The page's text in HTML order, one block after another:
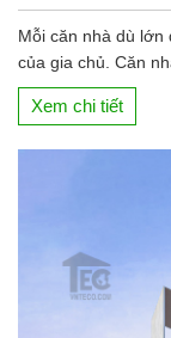
Mỗi căn nhà dù lớn
của gia chủ. Căn
Xem chi tiết